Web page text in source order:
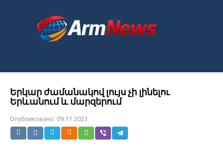
Երկար ժամանակով լույս չի լինելու
Երևանում և մարզերում
Опубликовано: 09.11.2023